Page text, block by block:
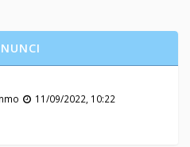
11/09/2022, 10:22